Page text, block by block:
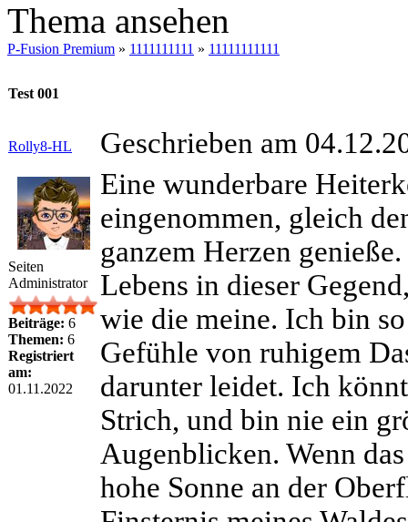
Thema ansehen
P-Fusion Premium » 1111111111 » 11111111111
Test 001
Rolly8-HL Geschrieben am
Seiten
Administrator
Beiträge: 6
Themen: 6
Registriert
am:
01.11.2022
Eine wunderbare
eingenommen, gleich
ganzem Herzen
Lebens in dieser
wie die meine. Ich bin
Gefühle von ruhigem
darunter leidet. Ich
Strich, und bin nie ein
Augenblicken. Wenn
hohe Sonne an der